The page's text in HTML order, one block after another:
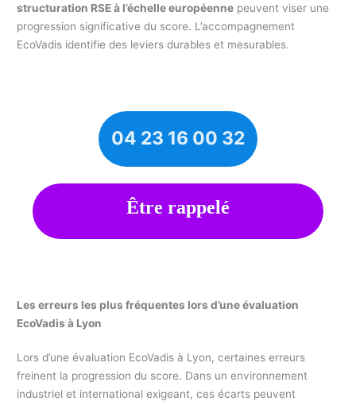
structuration RSE à l’échelle européenne peuvent viser une
progression significative du score. L’accompagnement
EcoVadis identifie des leviers durables et mesurables.
04 23 16 00 32
Être rappelé
Les erreurs les plus fréquentes lors d’une évaluation
EcoVadis à Lyon
Lors d’une évaluation EcoVadis à Lyon, certaines erreurs
freinent la progression du score. Dans un environnement
industriel et international exigeant, ces écarts peuvent